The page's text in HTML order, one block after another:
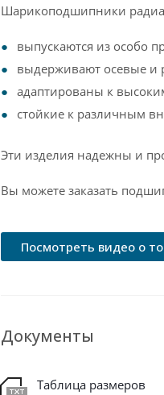
Шарикоподшипники
выпускаются из особо
выдерживают осевые и
адаптированы к
стойкие к различным
Эти изделия надежны и
Вы можете заказать
Посмотреть видео о
Документы
Таблица размеров